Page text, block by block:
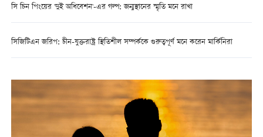
সি চিন পিংয়ের 'দুই অধিবেশন'-এর গল্প: জন্মস্থানের স্মৃতি মনে রাখা
সিজিটিএন জরিপ: চীন-যুক্তরাষ্ট্র স্থিতিশীল সম্পর্ককে গুরুত্বপূর্ণ মনে করেন মার্কিনিরা